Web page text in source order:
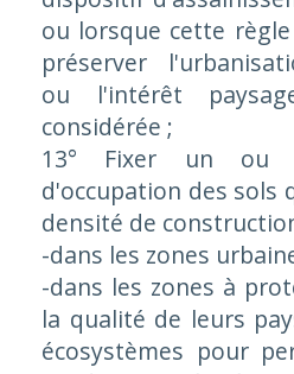
ou lorsque cette
préserver
ou l'intérêt
considérée ;
13° Fixer un ou
d'occupation des sols
densité de
-dans les zones
-dans les zones à
la qualité de leurs
écosystèmes pour